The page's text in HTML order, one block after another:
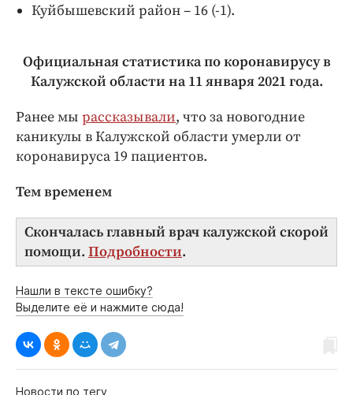
Куйбышевский район – 16 (-1).
Официальная статистика по коронавирусу в
Калужской области на 11 января 2021 года.
Ранее мы рассказывали, что за новогодние
каникулы в Калужской области умерли от
коронавируса 19 пациентов.
Тем временем
Скончалась главный врач калужской скорой
помощи. Подробности.
Нашли в тексте ошибку?
Выделите её и нажмите сюда!
Новости по тегу